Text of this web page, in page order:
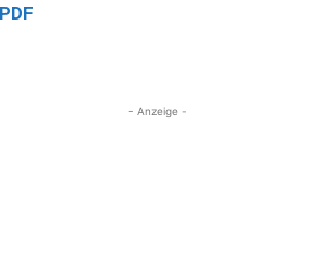
- Anzeige -